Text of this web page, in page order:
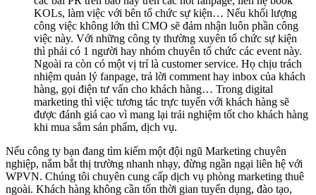
KOLs, làm việc với bên tổ chức sự kiện… Nếu khối lượng
công việc không lớn thì CMO sẽ đảm nhận luôn phần công
việc này. Với những công ty thường xuyên tổ chức sự kiện
thì phải có 1 người hay nhóm chuyên tổ chức các event này.
Ngoài ra còn có một vị trí là customer service. Họ chịu trách
nhiệm quản lý fanpage, trả lời comment hay inbox của khách
hàng, gọi điện tư vấn cho khách hàng… Trong digital
marketing thì việc tương tác trực tuyến với khách hàng sẽ
được đánh giá cao vì mang lại trải nghiệm tốt cho khách hàng
khi mua sắm sản phẩm, dịch vụ.
Nếu công ty bạn đang tìm kiếm một đội ngũ Marketing chuyên
nghiệp, nắm bắt thị trường nhanh nhạy, đừng ngần ngại liên hệ với
WPVN. Chúng tôi chuyên cung cấp dịch vụ phòng marketing thuê
ngoài. Khách hàng không cần tốn thời gian tuyển dụng, đào tạo,